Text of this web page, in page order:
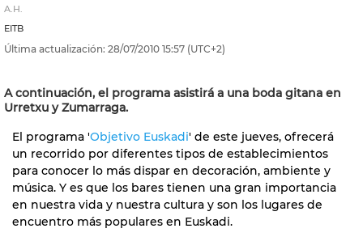
A.H.
EITB
Última actualización: 28/07/2010 15:57 (UTC+2)
A continuación, el programa asistirá a una boda gitana en
Urretxu y Zumarraga.
El programa 'Objetivo Euskadi' de este jueves, ofrecerá
un recorrido por diferentes tipos de establecimientos
para conocer lo más dispar en decoración, ambiente y
música. Y es que los bares tienen una gran importancia
en nuestra vida y nuestra cultura y son los lugares de
encuentro más populares en Euskadi.